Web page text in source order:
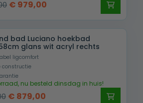
Oorspronkelijke
was:
€ 1.499,00.
€ 979,00
is:
€ 979,00.
bad Luciano hoekbad
glans wit acryl rechts
ligcomfort
constructie
nu besteld dinsdag in huis!
Oorspronkelijke
€ 879,00